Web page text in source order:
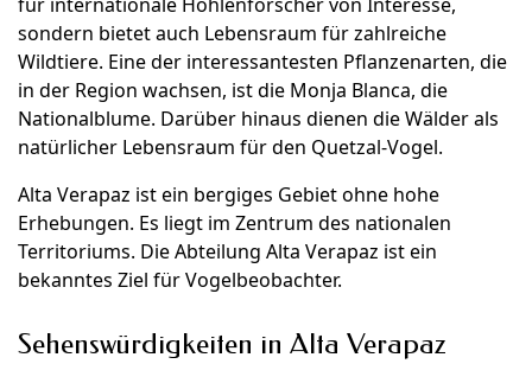
sondern bietet auch Lebensraum für zahlreiche
Wildtiere. Eine der interessantesten Pflanzenarten, die
in der Region wachsen, ist die Monja Blanca, die
Nationalblume. Darüber hinaus dienen die Wälder als
natürlicher Lebensraum für den Quetzal-Vogel.
Alta Verapaz ist ein bergiges Gebiet ohne hohe
Erhebungen. Es liegt im Zentrum des nationalen
Territoriums. Die Abteilung Alta Verapaz ist ein
bekanntes Ziel für Vogelbeobachter.
Sehenswürdigkeiten in Alta Verapaz